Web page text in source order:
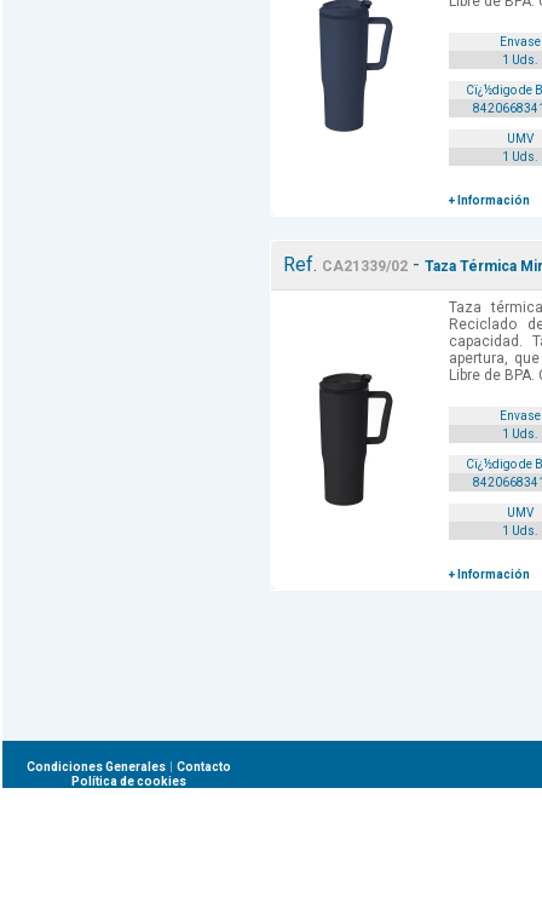
Envase
1 Uds.
Cï¿½digo de
UMV
1 Uds.
+ Información
Ref. CA21339/02- Taza Térmica
Taza
Reciclado
capacidad.
apertura,
Libre de
Envase
1 Uds.
Cï¿½digo de
UMV
1 Uds.
+ Información
Condiciones Generales| Contacto
Política de cookies